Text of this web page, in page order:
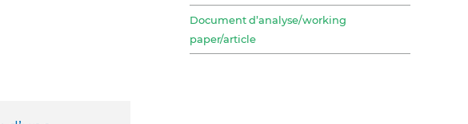
Document d’analyse/working
paper/article